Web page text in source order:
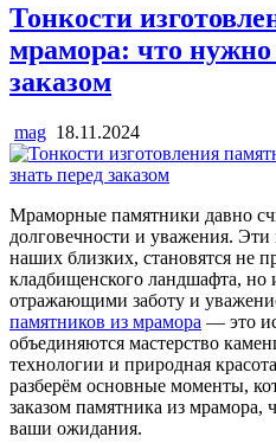
Тонкости
мрамора: что нужно
заказом
mag 18.11.2024
Мраморные памятники давно
долговечности и уважения. Эти
наших близких, становятся не
кладбищенского ландшафта, но
отражающими заботу и
памятников из мрамора — это
объединяются мастерство
технологии и природная
разберём основные моменты,
заказом памятника из мрамора,
ваши ожидания.